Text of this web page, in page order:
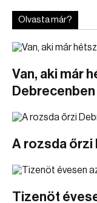
Olvasta már?
Van, aki már
Debrecenben
A rozsda őrzi
Tizenöt